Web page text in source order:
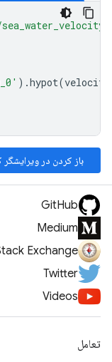
sea_water_velocity/
).hypot(velocity
باز کردن در ویرایشگر
GitHub
Medium
Exchange
Twitter
Videos
تعامل